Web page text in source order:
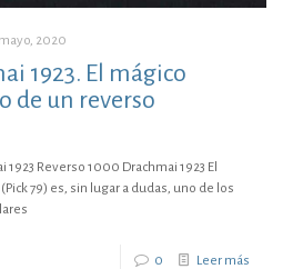
2020
1923. El mágico
de un reverso
Reverso 1000 Drachmai 1923 El
79) es, sin lugar a dudas, uno de los
0 Leer más